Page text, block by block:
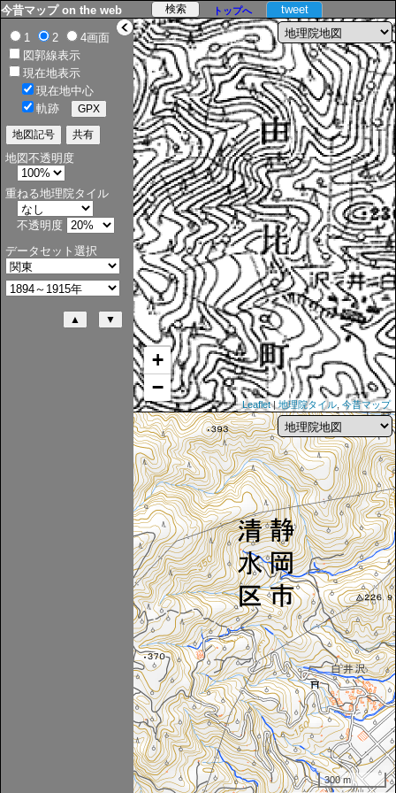
> tweet
今昔マップ on the web トップへ
+
−
Leaflet| 地理院タイル 今昔マップ
300 m
1 2
4画面
図郭線表示
現在地表示
現在地中心
軌跡
地図不透明度
重ねる地理院タイル
不透明度
データセット選択